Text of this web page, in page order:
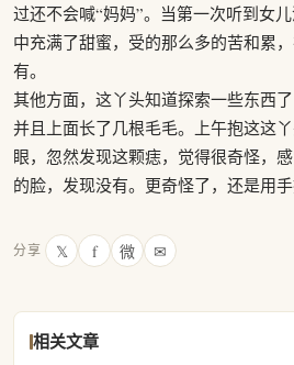
过还不会喊“妈妈”。当第一次听到女
中充满了甜蜜，受的那么多的苦和累
有。
其他方面，这丫头知道探索一些东西了
并且上面长了几根毛毛。上午抱这这
眼，忽然发现这颗痣，觉得很奇怪，
的脸，发现没有。更奇怪了，还是用
分享 𝕏 f 微 ✉
相关文章